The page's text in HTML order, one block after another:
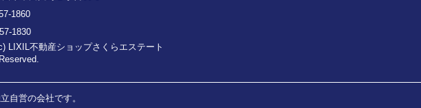
1860
1830
LIXIL不動産ショップさくらエステート
自営の会社です。